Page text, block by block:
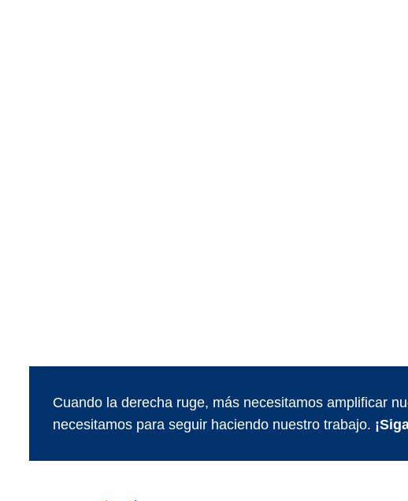
Cuando la derecha ruge, más necesitamos amplificar
necesitamos para seguir haciendo nuestro trabajo.